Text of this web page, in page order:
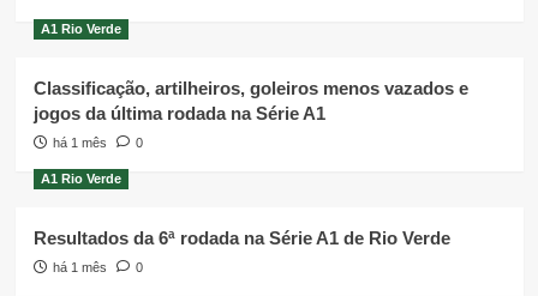
A1 Rio Verde
Classificação, artilheiros, goleiros menos vazados e
jogos da última rodada na Série A1
há 1 mês 0
A1 Rio Verde
Resultados da 6ª rodada na Série A1 de Rio Verde
há 1 mês 0